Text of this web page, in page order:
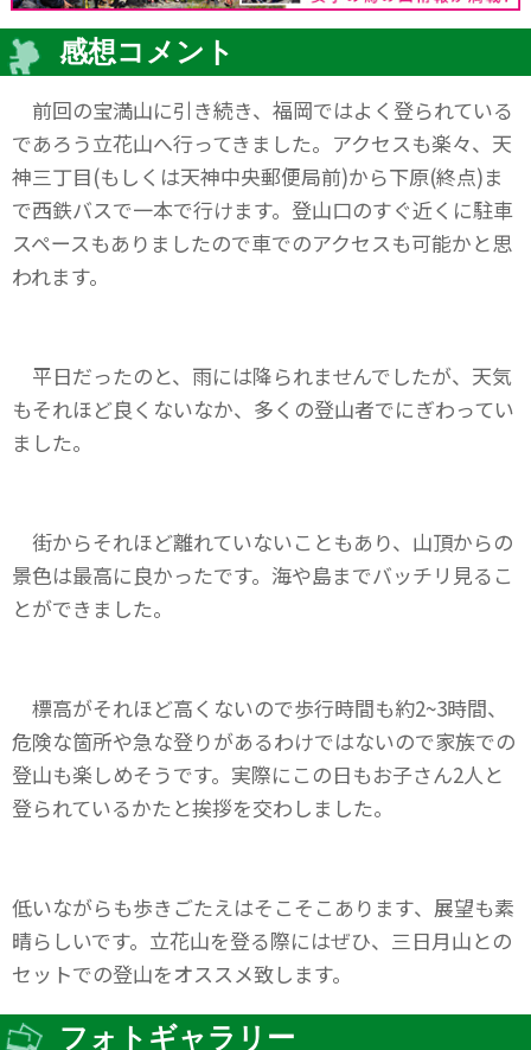
感想コメント
前回の宝満山に引き続き、福岡ではよく登られている
であろう立花山へ行ってきました。アクセスも楽々、天
神三丁目(もしくは天神中央郵便局前)から下原(終点)ま
で西鉄バスで一本で行けます。登山口のすぐ近くに駐車
スペースもありましたので車でのアクセスも可能かと思
われます。
平日だったのと、雨には降られませんでしたが、天気
もそれほど良くないなか、多くの登山者でにぎわってい
ました。
街からそれほど離れていないこともあり、山頂からの
景色は最高に良かったです。海や島までバッチリ見るこ
とができました。
標高がそれほど高くないので歩行時間も約2~3時間、
危険な箇所や急な登りがあるわけではないので家族での
登山も楽しめそうです。実際にこの日もお子さん2人と
登られているかたと挨拶を交わしました。
低いながらも歩きごたえはそこそこあります、展望も素
晴らしいです。立花山を登る際にはぜひ、三日月山との
セットでの登山をオススメ致します。
フォトギャラリー